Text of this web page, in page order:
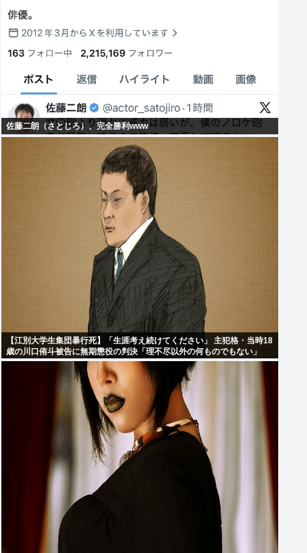
佐藤二朗（さとじろ）、完全勝利www
【江別大学生集団暴行死】「生涯考え続けてください」 主犯格・当時18
歳の川口侑斗被告に無期懲役の判決「理不尽以外の何ものでもない」